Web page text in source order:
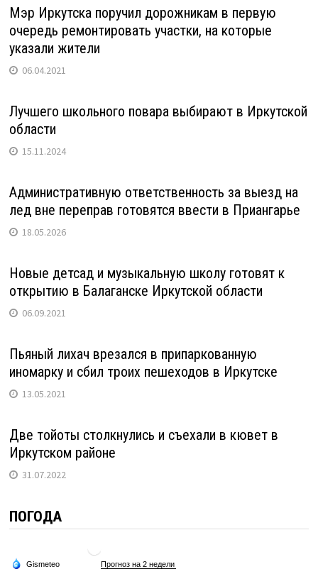
Мэр Иркутска поручил дорожникам в первую
очередь ремонтировать участки, на которые
указали жители
06.04.2021
Лучшего школьного повара выбирают в Иркутской
области
15.11.2024
Административную ответственность за выезд на
лед вне переправ готовятся ввести в Приангарье
18.05.2026
Новые детсад и музыкальную школу готовят к
открытию в Балаганске Иркутской области
06.09.2021
Пьяный лихач врезался в припаркованную
иномарку и сбил троих пешеходов в Иркутске
13.05.2021
Две тойоты столкнулись и съехали в кювет в
Иркутском районе
31.07.2022
ПОГОДА